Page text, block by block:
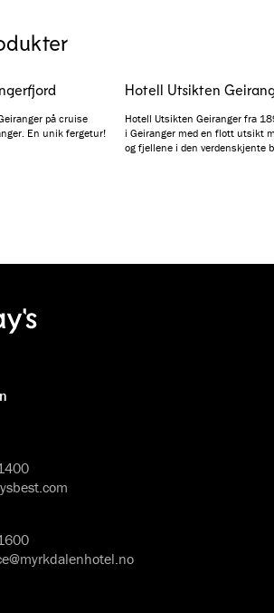
på cruise
En unik fergetur!
Hotell Utsikten
Hotell Utsikten Geiranger fra
i Geiranger med en flott utsikt
og fjellene i den verdenskjente